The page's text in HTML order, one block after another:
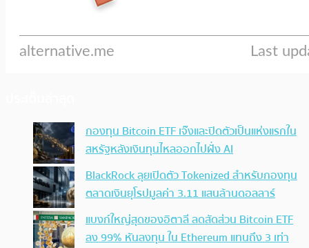
กองทุน Bitcoin ETF เจ๊งและปิดตัวเป็นแห่งแรกใน
สหรัฐหลังเงินทุนไหลออกไปฝั่ง AI
BlackRock ลุยเปิดตัว Tokenized สำหรับกองทุน
ตลาดเงินยุโรปมูลค่า 3.11 แสนล้านดอลลาร์
แบงก์ใหญ่สุดของอิตาลี ลดสัดส่วน Bitcoin ETF
ลง 99% หันลงทุน ใน Ethereum แทนถึง 3 เท่า